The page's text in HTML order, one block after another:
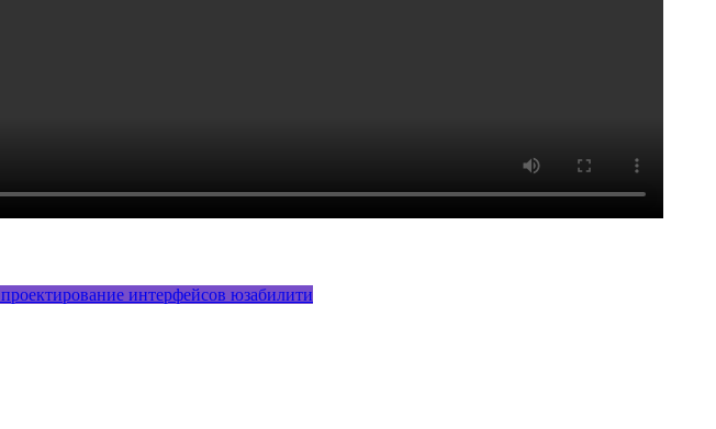
проектирование интерфейсов юзабилити